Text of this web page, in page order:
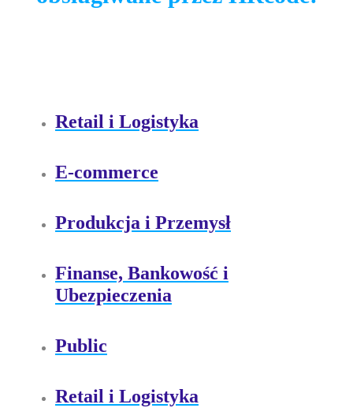
Regularnie badaj nastroje
potrzeby.
Retail i Logistyka
E-commerce
Produkcja i Przemysł
Finanse, Bankowość i
Ubezpieczenia
Public
Retail i Logistyka